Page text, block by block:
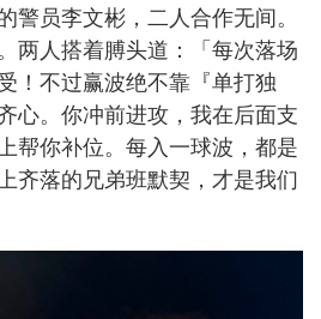
警员李文彬，二人合作无间。
两人搭着膊头道：「每次落场
！不过赢波绝不靠『单打独
心。你冲前进攻，我在后面支
帮你补位。每入一球波，都是
齐落的兄弟班默契，才是我们